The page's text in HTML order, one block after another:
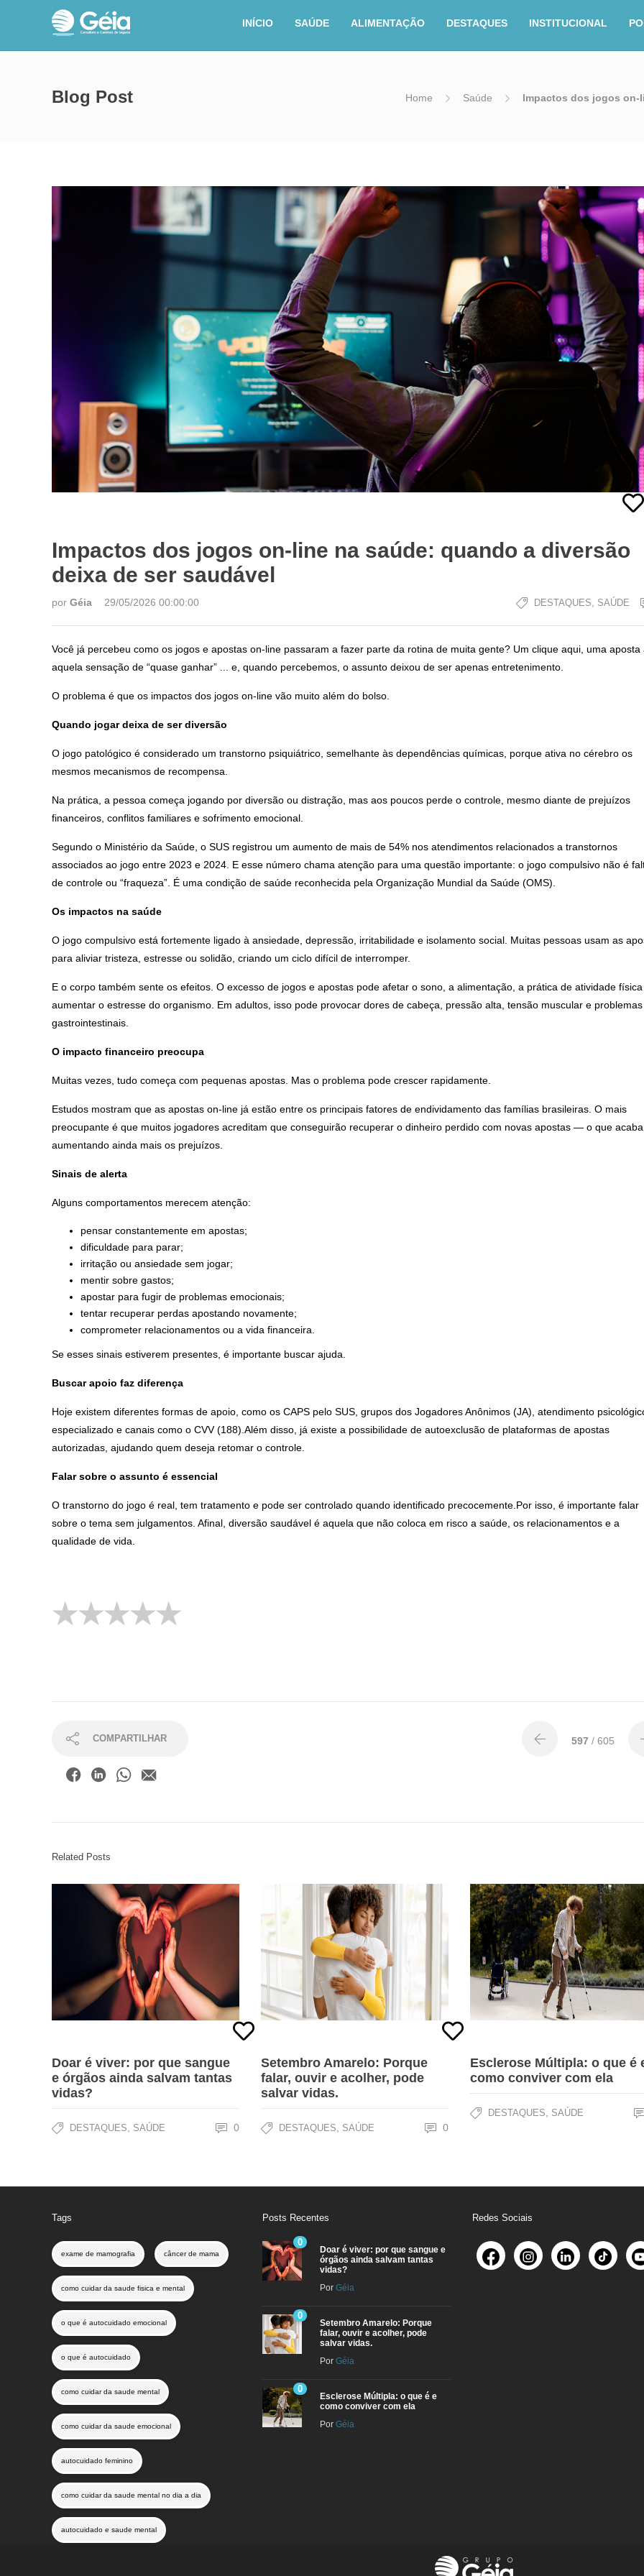
INÍCIO SAÚDE ALIMENTAÇÃO DESTAQUES INSTITUCIONAL
Blog Post Home Saúde Impactos dos jogos on-
Impactos dos jogos on-line na saúde: quando a diversão
deixa de ser saudável
por Géia 29/05/2026 00:00:00 DESTAQUES SAÚDE
Você já percebeu como os jogos e apostas on-line passaram a fazer parte da rotina de muita gente? Um clique aqui, uma aposta
aquela sensação de “quase ganhar” ... e, quando percebemos, o assunto deixou de ser apenas entretenimento.
O problema é que os impactos dos jogos on-line vão muito além do bolso.
Quando jogar deixa de ser diversão
O jogo patológico é considerado um transtorno psiquiátrico, semelhante às dependências químicas, porque ativa no cérebro os
mesmos mecanismos de recompensa.
Na prática, a pessoa começa jogando por diversão ou distração, mas aos poucos perde o controle, mesmo diante de prejuízos
financeiros, conflitos familiares e sofrimento emocional.
Segundo o Ministério da Saúde, o SUS registrou um aumento de mais de 54% nos atendimentos relacionados a transtornos
associados ao jogo entre 2023 e 2024. E esse número chama atenção para uma questão importante: o jogo compulsivo não é
de controle ou “fraqueza”. É uma condição de saúde reconhecida pela Organização Mundial da Saúde (OMS).
Os impactos na saúde
O jogo compulsivo está fortemente ligado à ansiedade, depressão, irritabilidade e isolamento social. Muitas pessoas usam as
para aliviar tristeza, estresse ou solidão, criando um ciclo difícil de interromper.
E o corpo também sente os efeitos. O excesso de jogos e apostas pode afetar o sono, a alimentação, a prática de atividade
aumentar o estresse do organismo. Em adultos, isso pode provocar dores de cabeça, pressão alta, tensão muscular e problemas
gastrointestinais.
O impacto financeiro preocupa
Muitas vezes, tudo começa com pequenas apostas. Mas o problema pode crescer rapidamente.
Estudos mostram que as apostas on-line já estão entre os principais fatores de endividamento das famílias brasileiras. O mais
preocupante é que muitos jogadores acreditam que conseguirão recuperar o dinheiro perdido com novas apostas — o que acaba
aumentando ainda mais os prejuízos.
Sinais de alerta
Alguns comportamentos merecem atenção:
pensar constantemente em apostas;
dificuldade para parar;
irritação ou ansiedade sem jogar;
mentir sobre gastos;
apostar para fugir de problemas emocionais;
tentar recuperar perdas apostando novamente;
comprometer relacionamentos ou a vida financeira.
Se esses sinais estiverem presentes, é importante buscar ajuda.
Buscar apoio faz diferença
Hoje existem diferentes formas de apoio, como os CAPS pelo SUS, grupos dos Jogadores Anônimos (JA), atendimento
especializado e canais como o CVV (188).Além disso, já existe a possibilidade de autoexclusão de plataformas de apostas
autorizadas, ajudando quem deseja retomar o controle.
Falar sobre o assunto é essencial
O transtorno do jogo é real, tem tratamento e pode ser controlado quando identificado precocemente.Por isso, é importante falar
sobre o tema sem julgamentos. Afinal, diversão saudável é aquela que não coloca em risco a saúde, os relacionamentos e a
qualidade de vida.
COMPARTILHAR 597 / 605
Related Posts
Doar é viver: por que sangue
e órgãos ainda salvam tantas
vidas?
DESTAQUES SAÚDE 0
Setembro Amarelo: Porque
falar, ouvir e acolher, pode
salvar vidas.
DESTAQUES SAÚDE 0
Esclerose Múltipla: o que é
como conviver com ela
DESTAQUES SAÚDE
Tags
exame de mamografia câncer de mama
como cuidar da saude fisica e mental
o que é autocuidado emocional
o que é autocuidado
como cuidar da saude mental
como cuidar da saude emocional
autocuidado feminino
como cuidar da saude mental no dia a dia
autocuidado e saude mental
Posts Recentes
0
Doar é viver: por que sangue e
órgãos ainda salvam tantas
vidas?
Por Géia
0
Setembro Amarelo: Porque
falar, ouvir e acolher, pode
salvar vidas.
Por Géia
0
Esclerose Múltipla: o que é e
como conviver com ela
Por Géia
Redes Sociais